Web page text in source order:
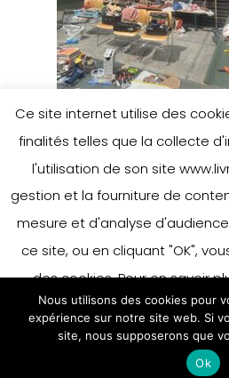
Ce site internet utilise des
finalités telles que la collecte
l'utilisation de son site
gestion et la fourniture de
mesure et d'analyse
ce site, ou en cliquant "OK",
des cookies. Pour en savoir
préférences en matière de
à notre politique sur les
En savoir
Nous utilisons des cookies pour
expérience sur notre site web. Si
site, nous supposerons que
Ok